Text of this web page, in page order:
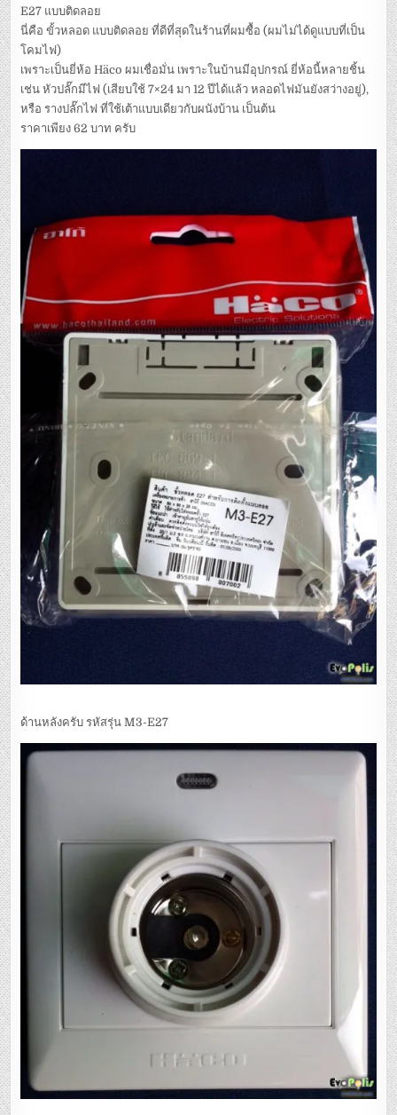
E27 แบบติดลอย
นี่คือ ขั้วหลอด แบบติดลอย ที่ดีที่สุดในร้านที่ผมซื้อ (ผมไม่ได้ดูแบบที่เป็น
โคมไฟ)
เพราะเป็นยี่ห้อ Häco ผมเชื่อมั่น เพราะในบ้านมีอุปกรณ์ ยี่ห้อนี้หลายชิ้น
เช่น หัวปลั๊กมีไฟ (เสียบใช้ 7×24 มา 12 ปีได้แล้ว หลอดไฟมันยังสว่างอยู่),
หรือ รางปลั๊กไฟ ที่ใช้เต้าแบบเดียวกับผนังบ้าน เป็นต้น
ราคาเพียง 62 บาท ครับ
ด้านหลังครับ รหัสรุ่น M3-E27